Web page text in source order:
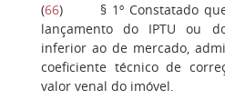
(66) § 1º Constatado que
lançamento do IPTU ou
inferior ao de mercado,
coeficiente técnico de
valor venal do imóvel.